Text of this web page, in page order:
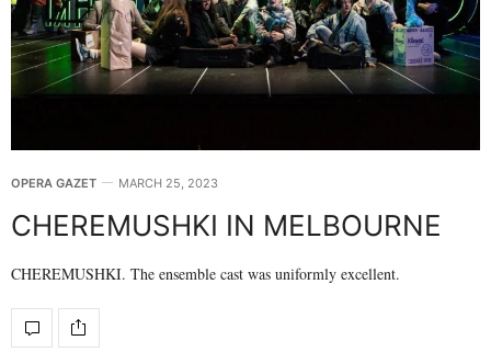
OPERA GAZET MARCH 25, 2023
CHEREMUSHKI IN MELBOURNE
CHEREMUSHKI. The ensemble cast was uniformly excellent.